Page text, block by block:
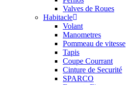
Valves de Roues
Habitacle
Volant
Manometres
Pommeau de vitesse
Tapis
Coupe Courrant
Cinture de Securité
SPARCO